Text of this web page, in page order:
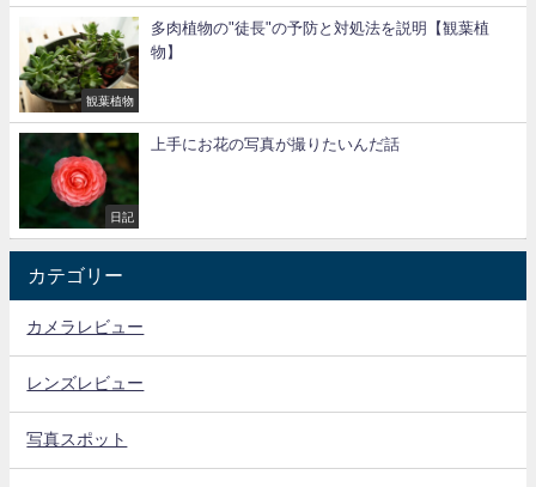
観葉植物
多肉植物の"徒長"の予防と対処法を説明【観葉植
物】
日記
上手にお花の写真が撮りたいんだ話
カテゴリー
カメラレビュー
レンズレビュー
写真スポット